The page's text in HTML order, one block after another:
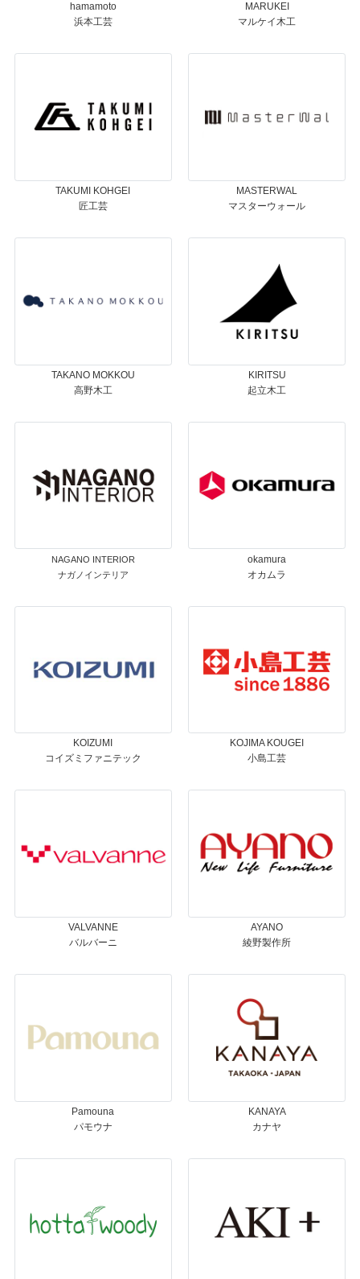
hamamoto
浜本工芸
MARUKEI
マルケイ木工
TAKUMI KOHGEI
匠工芸
MASTERWAL
マスターウォール
TAKANO MOKKOU
高野木工
KIRITSU
起立木工
NAGANO INTERIOR
ナガノインテリア
okamura
オカムラ
KOIZUMI
コイズミファニテック
KOJIMA KOUGEI
小島工芸
VALVANNE
バルバーニ
AYANO
綾野製作所
Pamouna
パモウナ
KANAYA
カナヤ